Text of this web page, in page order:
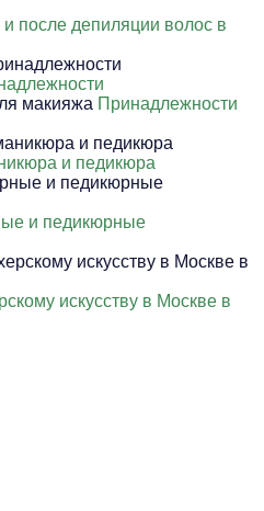
после депиляции волос в
Принадлежности
и педикюра
и педикюрные
искусству в Москве в